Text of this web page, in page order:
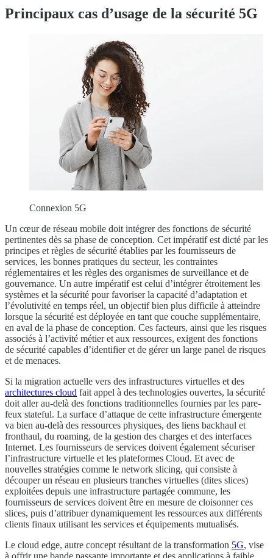
Principaux cas d’usage de la sécurité 5G
Connexion 5G
Un cœur de réseau mobile doit intégrer des fonctions de sécurité
pertinentes dès sa phase de conception. Cet impératif est dicté par les
principes et règles de sécurité établies par les fournisseurs de
services, les bonnes pratiques du secteur, les contraintes
réglementaires et les règles des organismes de surveillance et de
gouvernance. Un autre impératif est celui d’intégrer étroitement les
systèmes et la sécurité pour favoriser la capacité d’adaptation et
l’évolutivité en temps réel, un objectif bien plus difficile à atteindre
lorsque la sécurité est déployée en tant que couche supplémentaire,
en aval de la phase de conception. Ces facteurs, ainsi que les risques
associés à l’activité métier et aux ressources, exigent des fonctions
de sécurité capables d’identifier et de gérer un large panel de risques
et de menaces.
Si la migration actuelle vers des infrastructures virtuelles et des
architectures cloud fait appel à des technologies ouvertes, la sécurité
doit aller au-delà des fonctions traditionnelles fournies par les pare-
feux stateful. La surface d’attaque de cette infrastructure émergente
va bien au-delà des ressources physiques, des liens backhaul et
fronthaul, du roaming, de la gestion des charges et des interfaces
Internet. Les fournisseurs de services doivent également sécuriser
l’infrastructure virtuelle et les plateformes Cloud. Et avec de
nouvelles stratégies comme le network slicing, qui consiste à
découper un réseau en plusieurs tranches virtuelles (dites slices)
exploitées depuis une infrastructure partagée commune, les
fournisseurs de services doivent être en mesure de cloisonner ces
slices, puis d’attribuer dynamiquement les ressources aux différents
clients finaux utilisant les services et équipements mutualisés.
Le cloud edge, autre concept résultant de la transformation 5G, vise
à offrir une bande passante importante et des applications à faible